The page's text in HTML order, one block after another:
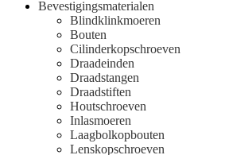
Bevestigingsmaterialen
Blindklinkmoeren
Bouten
Cilinderkopschroeven
Draadeinden
Draadstangen
Draadstiften
Houtschroeven
Inlasmoeren
Laagbolkopbouten
Lenskopschroeven